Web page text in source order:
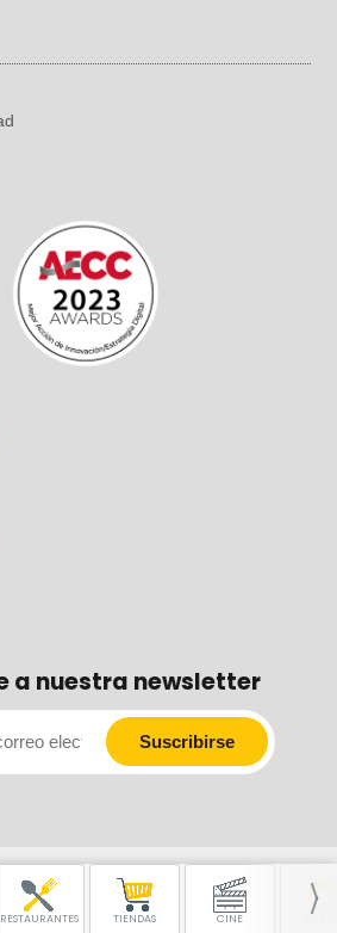
RESTAURANTES TIENDAS CINE
a nuestra newsletter